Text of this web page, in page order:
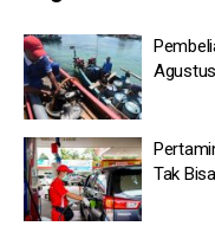
Agustus
Tak